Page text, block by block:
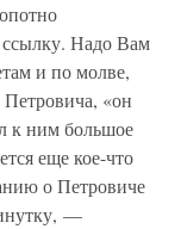
Надо Вам
и по молве,
«он
к ним большое
еще кое-что
о Петровиче
—